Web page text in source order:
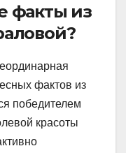
факты из
фактов из
победителем
красоты